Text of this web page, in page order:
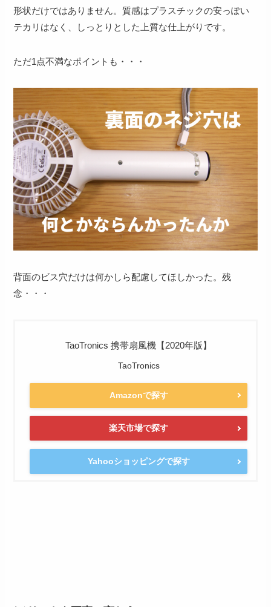
形状だけではありません。質感はプラスチックの安っぽい
テカリはなく、しっとりとした上質な仕上がりです。
ただ1点不満なポイントも・・・
背面のビス穴だけは何かしら配慮してほしかった。残
念・・・
TaoTronics 携帯扇風機【2020年版】
TaoTronics
Amazonで探す
楽天市場で探す
Yahooショッピングで探す